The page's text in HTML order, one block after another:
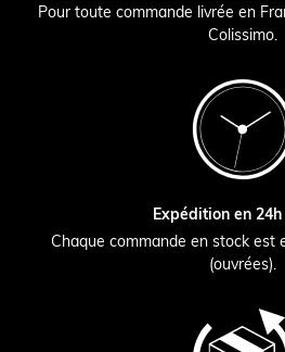
Pour toute commande livrée en
Colissimo.
Expédition en 24h
Chaque commande en stock est
(ouvrées).